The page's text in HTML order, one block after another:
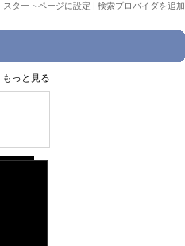
スタートページに設定 | 検索プロバイダを追加
もっと見る